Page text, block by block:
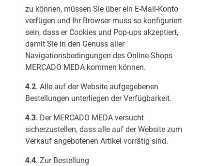
zu können, müssen Sie über ein E-Mail-Konto
verfügen und Ihr Browser muss so konfiguriert
sein, dass er Cookies und Pop-ups akzeptiert,
damit Sie in den Genuss aller
Navigationsbedingungen des Online-Shops
MERCADO MEDA kommen können.
4.2. Alle auf der Website aufgegebenen
Bestellungen unterliegen der Verfügbarkeit.
4.3. Der MERCADO MEDA versucht
sicherzustellen, dass alle auf der Website zum
Verkauf angebotenen Artikel vorrätig sind.
4.4. Zur Bestellung